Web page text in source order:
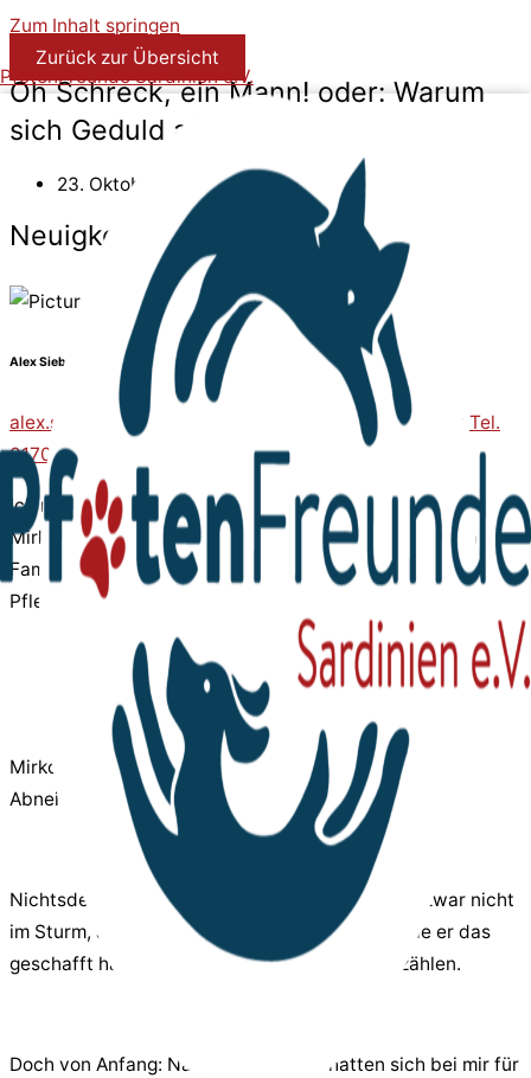
Zum Inhalt springen
PfotenFreunde Sardinien e.V.
Zurück zur Übersicht
Oh Schreck, ein Mann! oder: Warum
sich Geduld auszahlt!
23. Oktober 2024
Neuigkeit
Alex Sieber
alex.sieber@pfotenfreunde-sardinien.de oder direkt Tel.
0170 9941956
Ich möchte Ihnen heute gerne von Julian, Natalie und
Mirko berichten. Julian und Natalie haben seit kurzem
Familienzuwachs bekommen: unseren ehemaligen
Pflegehund Mirko.
Mirko ist ein toller Bursche hatte aber eine starke
Abneigung gegen Männer.
Nichtsdestotrotz hat Julian das Herz von Mirko zwar nicht
im Sturm, aber dann nach und nach erobert. Wie er das
geschafft hat, möchte ich Ihnen gerne hier erzählen.
Doch von Anfang: Natalie und Julian hatten sich bei mir für